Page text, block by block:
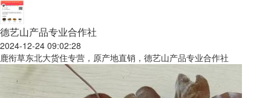
德艺山产品专业合作社
2024-12-24 09:02:28
鹿衔草东北大货住专营，原产地直销，德艺山产品专业合作社